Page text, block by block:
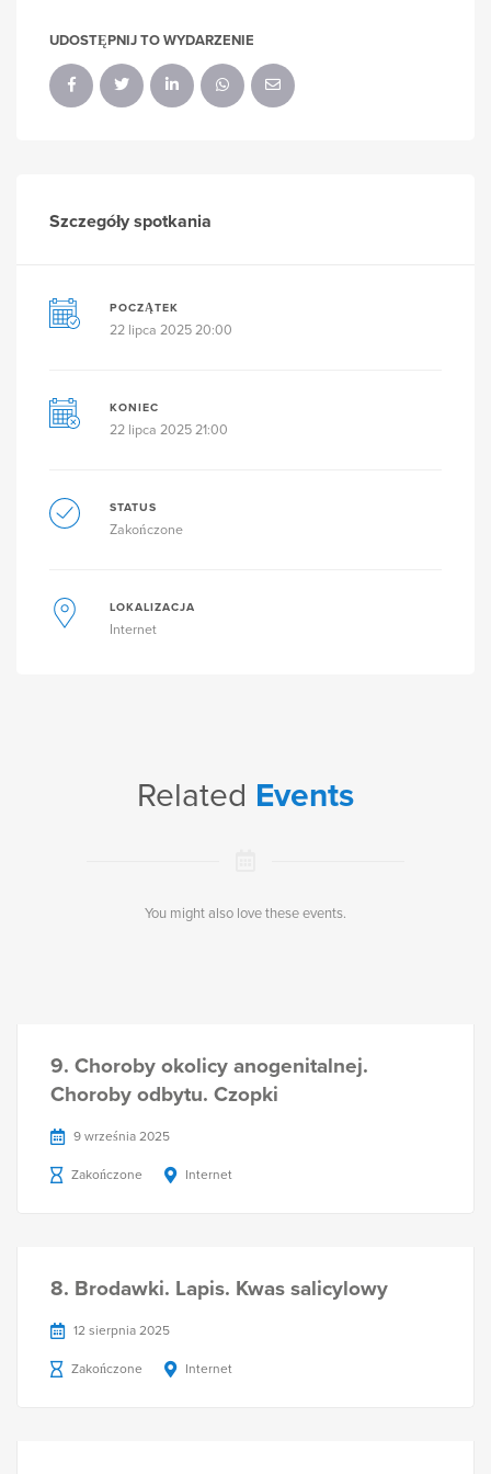
UDOSTĘPNIJ TO WYDARZENIE
Szczegóły spotkania
POCZĄTEK
22 lipca 2025 20:00
KONIEC
22 lipca 2025 21:00
STATUS
Zakończone
LOKALIZACJA
Internet
Related Events
You might also love these events.
9. Choroby okolicy anogenitalnej.
Choroby odbytu. Czopki
9 września 2025
Zakończone Internet
8. Brodawki. Lapis. Kwas salicylowy
12 sierpnia 2025
Zakończone Internet